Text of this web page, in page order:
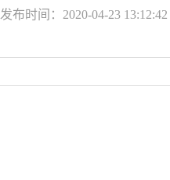
发布时间：2020-04-23